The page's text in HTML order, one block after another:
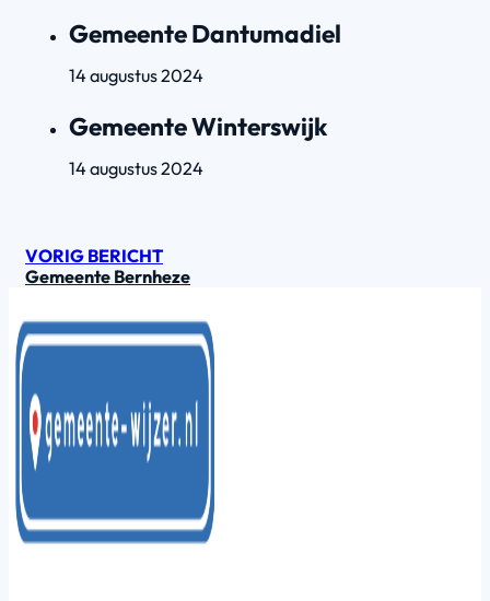
Gemeente Dantumadiel
14 augustus 2024
Gemeente Winterswijk
14 augustus 2024
VORIG BERICHT
Gemeente Bernheze